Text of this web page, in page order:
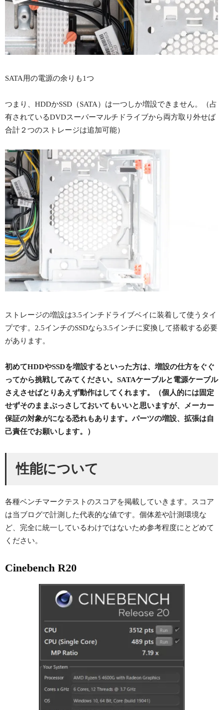
SATA用の電源の余りも1つ
つまり、HDDかSSD（SATA）は一つしか増設できません。（占
有されているDVDスーパーマルチドライブから両方取り外せば
合計２つのストレージは追加可能）
ストレージの増設は3.5インチドライブベイに装着して使うタイ
プです。2.5インチのSSDなら3.5インチに変換して搭載する必要
があります。
初めてHDDやSSDを増設するといった方は、増設の仕方をぐぐ
ってから挑戦してみてください。SATAケーブルと電源ケーブル
さえさせばとりあえず動作はしてくれます。（個人的には固定
せずそのままぶっさしておいてもいいと思いますが、メーカー
保証の対象がになる恐れもあります。パーツの増設、拡張は自
己責任でお願いします。）
性能について
各種ベンチマークテストのスコアを掲載していきます。スコア
は当ブログで計測した代表的な値です。個体差や計測環境な
ど、完全に統一しているわけではないため参考程度にとどめて
ください。
Cinebench R20